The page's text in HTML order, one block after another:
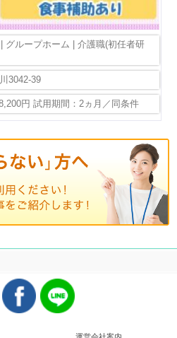
グループホーム | 介護職(初任者研
3042-39
円 試用期間：2ヵ月／同条件